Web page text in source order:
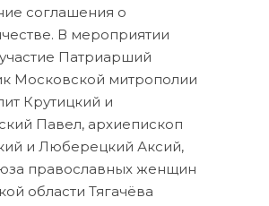
соглашения о
В мероприятии
Патриарший
Московской митрополии
Крутицкий и
Павел, архиепископ
и Люберецкий Аксий,
православных женщин
области Тягачёва